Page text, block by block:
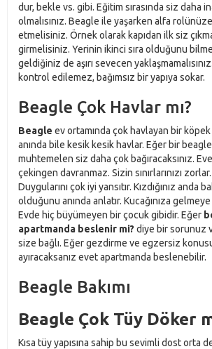
dur, bekle vs. gibi. Eğitim sırasında siz daha
olmalısınız. Beagle ile yaşarken alfa
etmelisiniz. Örnek olarak kapıdan ilk siz
girmelisiniz. Yerinin ikinci sıra olduğunu
geldiğiniz de aşırı sevecen
kontrol edilemez, bağımsız bir yapıya sokar.
Beagle Çok Havlar mı?
Beagle ev ortamında çok havlayan bir
anında bile kesik kesik havlar. Eğer bir beagle
muhtemelen siz daha çok bağıracaksınız.
çekingen davranmaz. Sizin sınırlarınızı
Duygularını çok iyi yansıtır. Kızdığınız anda
olduğunu anında anlatır. Kucağınıza gelmeye
Evde hiç büyümeyen bir çocuk gibidir. Eğer
apartmanda beslenir mi? diye bir sorunuz
size bağlı. Eğer gezdirme ve egzersiz
ayıracaksanız evet apartmanda beslenebilir.
Beagle Bakımı
Beagle Çok Tüy Döker
Kısa tüy yapısına sahip bu sevimli dost orta